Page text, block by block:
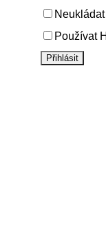
Používat